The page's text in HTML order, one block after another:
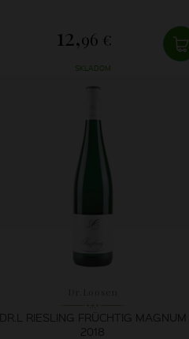
12,96 €
SKLADOM
DR.L RIESLING FRÜCHTIG MAGNUM
2018